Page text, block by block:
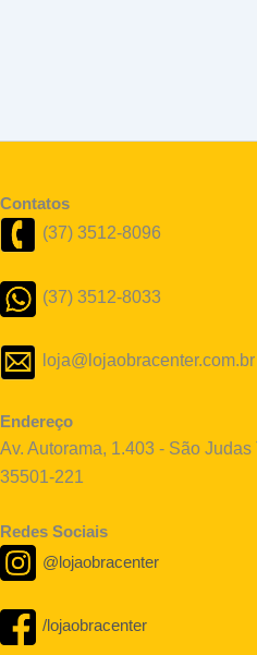
Contatos
(37) 3512-8096
(37) 3512-8033
loja@lojaobracenter.com.br
Endereço
Av. Autorama, 1.403 - São
35501-221
Redes Sociais
@lojaobracenter
/lojaobracenter